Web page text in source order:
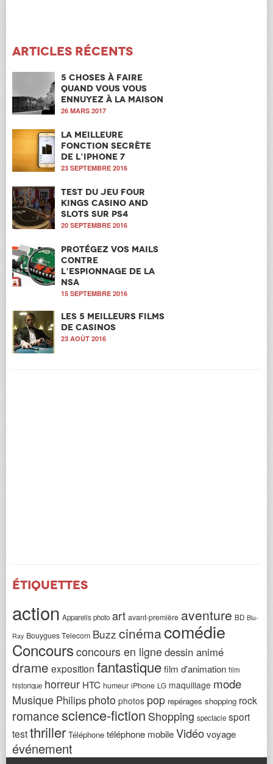
Articles récents
5 choses à faire
quand vous vous
ennuyez à la maison
26 MARS 2017
La meilleure
fonction secrète
de l’iPhone 7
23 SEPTEMBRE 2016
Test du jeu Four
Kings Casino and
Slots sur PS4
20 SEPTEMBRE 2016
Protégez vos mails
contre
l’espionnage de la
NSA
15 SEPTEMBRE 2016
Les 5 meilleurs films
de casinos
23 AOÛT 2016
Étiquettes
action Appareils photo art avant-première aventure BD Blu-
Ray Bouygues Telecom Buzz cinémacomédie
Concoursconcours en lignedessin animé
drame exposition fantastiquefilm d'animation film
historique horreur HTC humeur iPhone LG maquillage mode
Musique Philips photo photos pop repérages shopping rock
romancescience-fiction Shopping spectacle sport
testthriller Téléphone téléphone mobileVidéovoyage
événement